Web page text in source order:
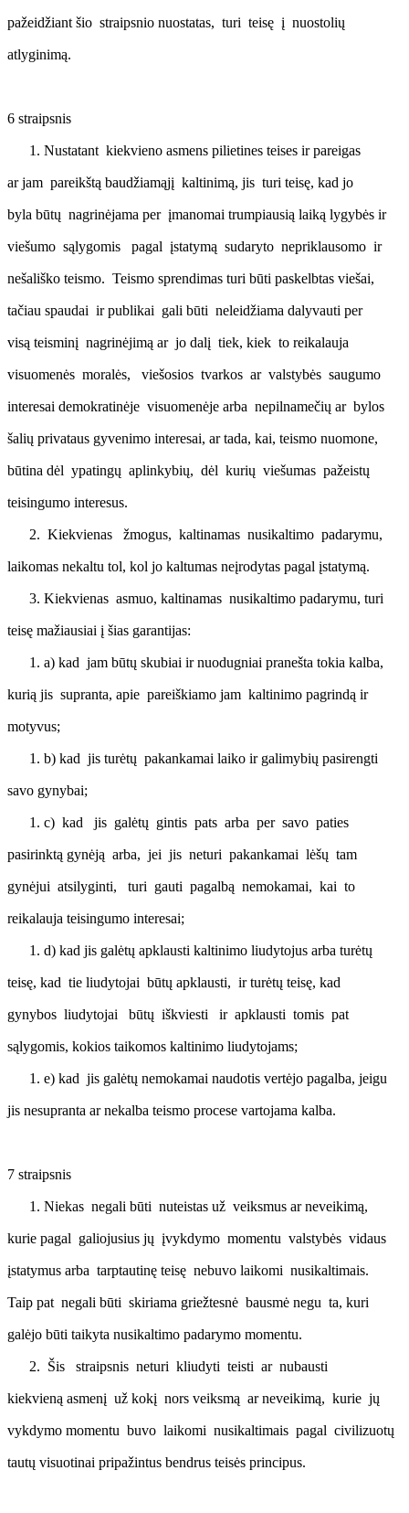
pažeidžiant šio straipsnio nuostatas, turi teisę į nuostolių
atlyginimą.
6 straipsnis
Nustatant kiekvieno asmens pilietines teises ir pareigas
ar jam pareikštą baudžiamąjį kaltinimą, jis turi teisę, kad jo
byla būtų nagrinėjama per įmanomai trumpiausią laiką lygybės ir
viešumo sąlygomis pagal įstatymą sudaryto nepriklausomo ir
nešališko teismo. Teismo sprendimas turi būti paskelbtas viešai,
tačiau spaudai ir publikai gali būti neleidžiama dalyvauti per
visą teisminį nagrinėjimą ar jo dalį tiek, kiek to reikalauja
visuomenės moralės, viešosios tvarkos ar valstybės saugumo
interesai demokratinėje visuomenėje arba nepilnamečių ar bylos
šalių privataus gyvenimo interesai, ar tada, kai, teismo nuomone,
būtina dėl ypatingų aplinkybių, dėl kurių viešumas pažeistų
teisingumo interesus.
Kiekvienas žmogus, kaltinamas nusikaltimo padarymu,
laikomas nekaltu tol, kol jo kaltumas neįrodytas pagal įstatymą.
Kiekvienas asmuo, kaltinamas nusikaltimo padarymu, turi
teisę mažiausiai į šias garantijas:
a) kad jam būtų skubiai ir nuodugniai pranešta tokia kalba,
kurią jis supranta, apie pareiškiamo jam kaltinimo pagrindą ir
motyvus;
b) kad jis turėtų pakankamai laiko ir galimybių pasirengti
savo gynybai;
c) kad jis galėtų gintis pats arba per savo paties
pasirinktą gynėją arba, jei jis neturi pakankamai lėšų tam
gynėjui atsilyginti, turi gauti pagalbą nemokamai, kai to
reikalauja teisingumo interesai;
d) kad jis galėtų apklausti kaltinimo liudytojus arba turėtų
teisę, kad tie liudytojai būtų apklausti, ir turėtų teisę, kad
gynybos liudytojai būtų iškviesti ir apklausti tomis pat
sąlygomis, kokios taikomos kaltinimo liudytojams;
e) kad jis galėtų nemokamai naudotis vertėjo pagalba, jeigu
jis nesupranta ar nekalba teismo procese vartojama kalba.
7 straipsnis
Niekas negali būti nuteistas už veiksmus ar neveikimą,
kurie pagal galiojusius jų įvykdymo momentu valstybės vidaus
įstatymus arba tarptautinę teisę nebuvo laikomi nusikaltimais.
Taip pat negali būti skiriama griežtesnė bausmė negu ta, kuri
galėjo būti taikyta nusikaltimo padarymo momentu.
Šis straipsnis neturi kliudyti teisti ar nubausti
kiekvieną asmenį už kokį nors veiksmą ar neveikimą, kurie jų
vykdymo momentu buvo laikomi nusikaltimais pagal civilizuotų
tautų visuotinai pripažintus bendrus teisės principus.